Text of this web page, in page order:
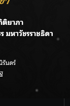
ฝนสิงหาคม
แห่งความหวัง”
แอร์พอร์ต
บคุณภาพชีวิต